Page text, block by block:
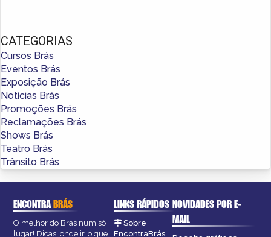
CATEGORIAS
Cursos Brás
Eventos Brás
Exposição Brás
Notícias Brás
Promoções Brás
Reclamações Brás
Shows Brás
Teatro Brás
Trânsito Brás
ENCONTRABRÁS
O melhor do Brás num só
lugar! Dicas, onde ir, o que
LINKS RÁPIDOS
Sobre
EncontraBrás
NOVIDADES POR E-
MAIL